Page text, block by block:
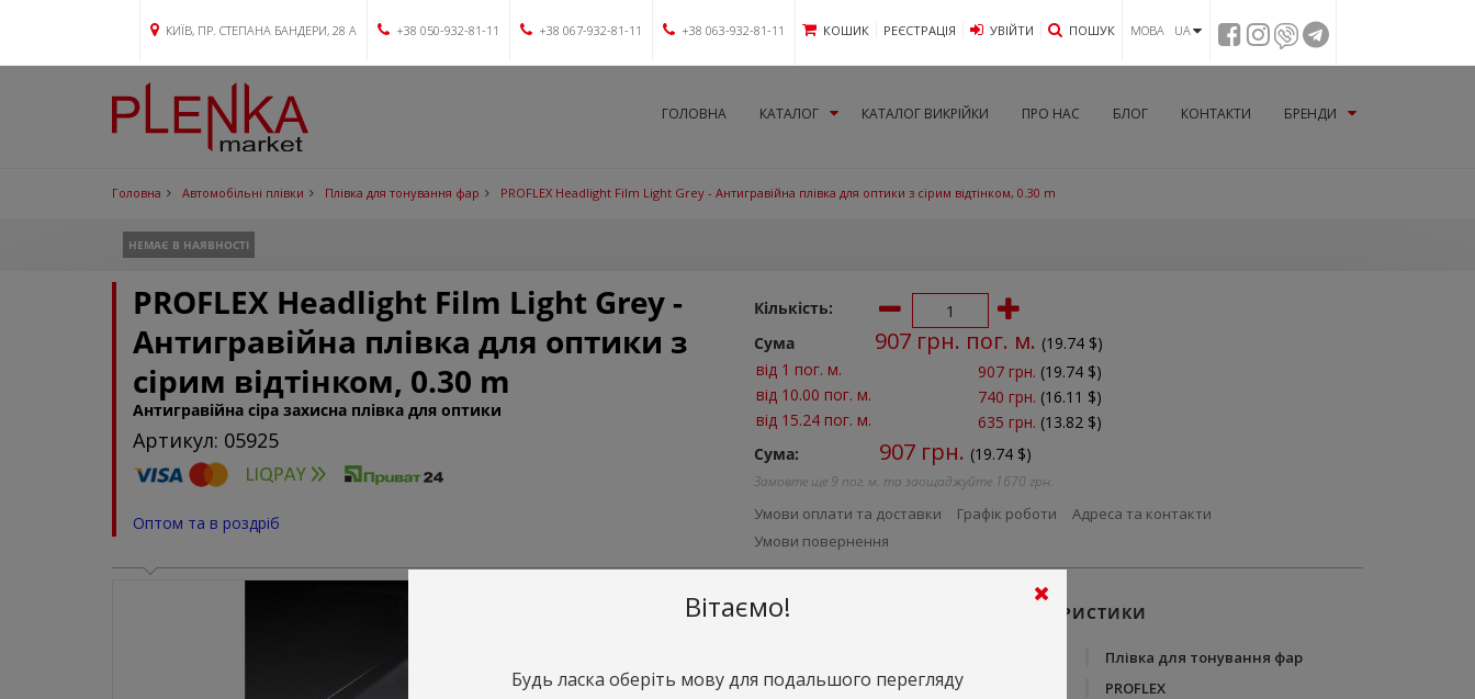
КИЇВ, ПР. СТЕПАНА БАНДЕРИ, 28 А +38 050-932-81-11 +38 067-932-81-11 +38 063-932-81-11 КОШИК РЕЄСТРАЦІЯ УВIЙТИ ПОШУК МОВА UA
ГОЛОВНА КАТАЛОГ КАТАЛОГ ВИКРІЙКИ ПРО НАС БЛОГ КОНТАКТИ БРЕНДИ
Головна Автомобільні плівки Плівка для тонування фар PROFLEX Headlight Film Light Grey - Антигравійна плівка для оптики з сірим відтінком, 0.30 m
НЕМАЄ В НАЯВНОСТІ
PROFLEX Headlight Film Light Grey -
Антигравійна плівка для оптики з
сірим відтінком, 0.30 m
Антигравійна сіра захисна плівка для оптики
Артикул: 05925
Оптом та в роздріб
Кількість:
Сума
907 грн. пог. м. (19.74 $)
від 1 пог. м.
907 грн. (19.74 $)
від 10.00 пог. м.
740 грн. (16.11 $)
від 15.24 пог. м.
635 грн. (13.82 $)
Сума:
907 грн. (19.74 $)
Замовте ще 9 пог. м. та заощаджуйте 1670 грн.
Умови оплати та доставки Графік роботи
Адреса та контакти
Умови повернення
ХАРАКТЕРИСТИКИ
Плівка для тонування фар
PROFLEX
Вітаємо!
Будь ласка оберіть мову для подальшого перегляду